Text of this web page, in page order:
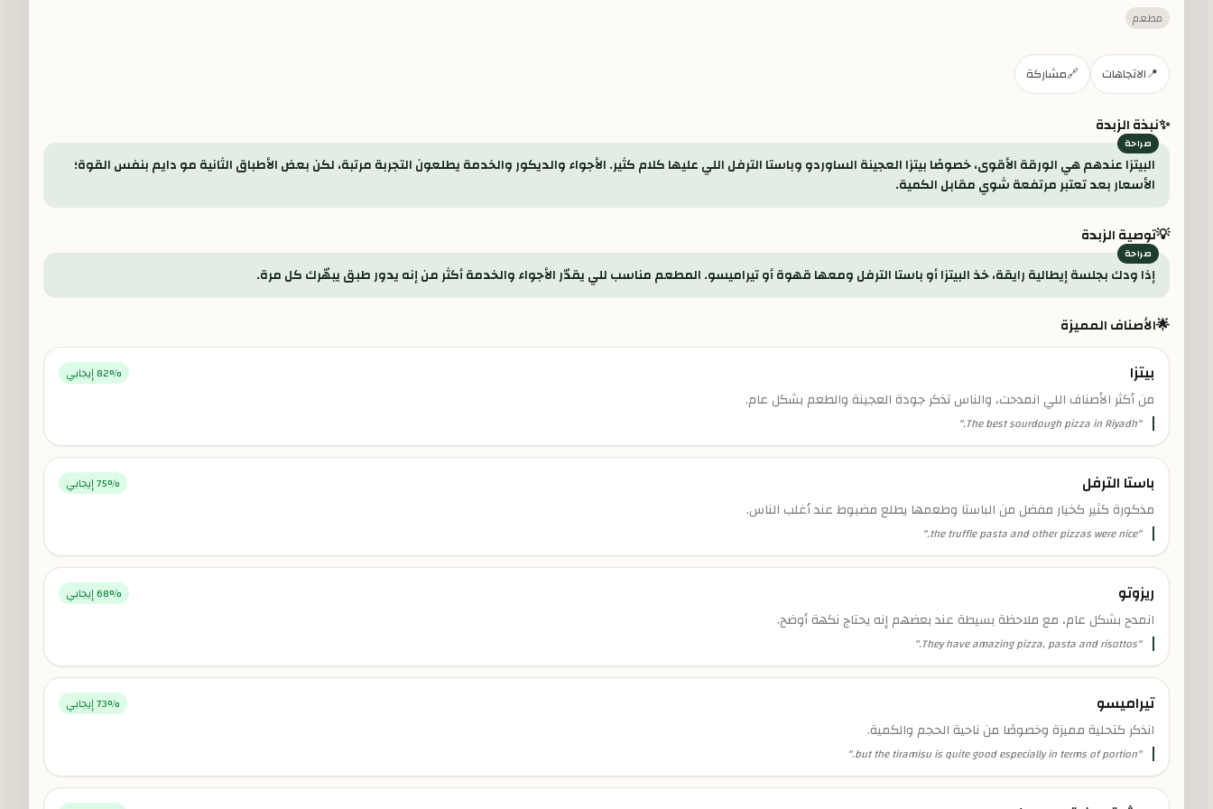
مطعم
📍الاتجاهات 🔗مشاركة
✨نبذة الزبدة
البيتزا عندهم هي الورقة الأقوى، خصوصًا بيتزا العجينة الساوردو وباستا الترفل اللي عليها كلام كثير. الأجواء والديكور والخدمة يطلعون التجربة مرتبة، لكن بعض الأطباق الثانية مو دايم بنفس القوة؛
الأسعار بعد تعتبر مرتفعة شوي مقابل الكمية.
💡توصية الزبدة
إذا ودك بجلسة إيطالية رايقة، خذ البيتزا أو باستا الترفل ومعها قهوة أو تيراميسو. المطعم مناسب للي يقدّر الأجواء والخدمة أكثر من إنه يدور طبق يبهّرك كل مرة.
🌟الأصناف المميزة
بيتزا 82% إيجابي
من أكثر الأصناف اللي انمدحت، والناس تذكر جودة العجينة والطعم بشكل عام.
"
The best sourdough pizza in Riyadh.
"
باستا الترفل 75% إيجابي
مذكورة كثير كخيار مفضل من الباستا وطعمها يطلع مضبوط عند أغلب الناس.
"
the truffle pasta and other pizzas were nice.
"
ريزوتو 68% إيجابي
انمدح بشكل عام، مع ملاحظة بسيطة عند بعضهم إنه يحتاج نكهة أوضح.
"
They have amazing pizza, pasta and risottos.
"
تيراميسو 73% إيجابي
انذكر كتحلية مميزة وخصوصًا من ناحية الحجم والكمية.
"
but the tiramisu is quite good especially in terms of portion.
"